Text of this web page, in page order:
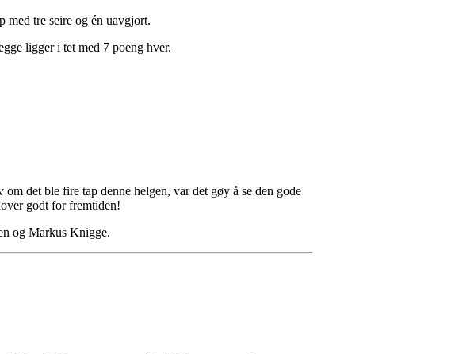
med tre seire og én uavgjort.
ligger i tet med 7 poeng hver.
det ble fire tap denne helgen, var det gøy å se den gode
godt for fremtiden!
og Markus Knigge.